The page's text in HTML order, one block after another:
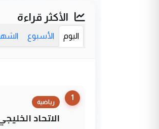
الأكثر قراءة
اليوم الأسبوع
1
رياضية
الاتحاد الخليجي